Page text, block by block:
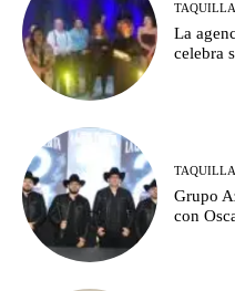
TAQUILLA
La
celebra
TAQUILLA
Grupo
con